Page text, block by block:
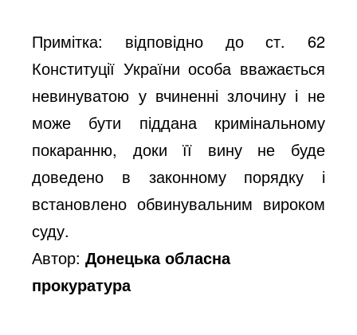
Примітка: відповідно до ст. 62
Конституції України особа вважається
невинуватою у вчиненні злочину і не
може бути піддана кримінальному
покаранню, доки її вину не буде
доведено в законному порядку і
встановлено обвинувальним вироком
суду.
Автор:Донецька обласна
прокуратура